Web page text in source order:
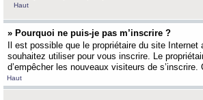
Haut
» Pourquoi ne puis-je pas m’inscrire ?
Il est possible que le propriétaire du site
souhaitez utiliser pour vous inscrire. Le
d’empêcher les nouveaux visiteurs de
Haut